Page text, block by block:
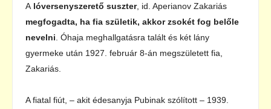
A lóversenyszerető suszter, id. Aperianov Zakariás
megfogadta, ha fia születik, akkor zsokét fog belőle
nevelni . Óhaja meghallgatásra talált és két lány
gyermeke után 1927. február 8-án megszületett fia,
Zakariás.
A fiatal fiút, – akit édesanyja Pubinak szólított – 1939.